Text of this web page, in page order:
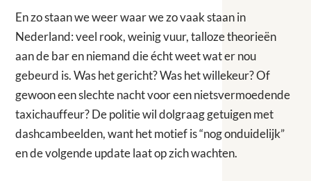
En zo staan we weer waar we zo vaak staan in
Nederland: veel rook, weinig vuur, talloze theorieën
aan de bar en niemand die écht weet wat er nou
gebeurd is. Was het gericht? Was het willekeur? Of
gewoon een slechte nacht voor een nietsvermoedende
taxichauffeur? De politie wil dolgraag getuigen met
dashcambeelden, want het motief is “nog onduidelijk”
en de volgende update laat op zich wachten.